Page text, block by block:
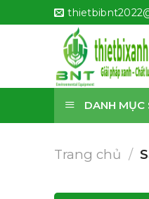
qua
DANH MỤC
Trang chủ /